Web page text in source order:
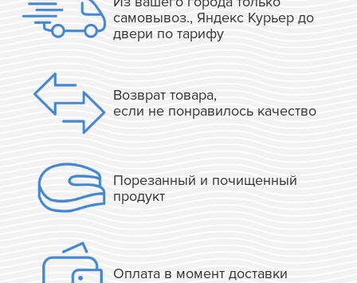
самовывоз., Яндекс Курьер до
двери по тарифу
Возврат товара,
если не понравилось качество
Порезанный и почищенный
продукт
Оплата в момент доставки